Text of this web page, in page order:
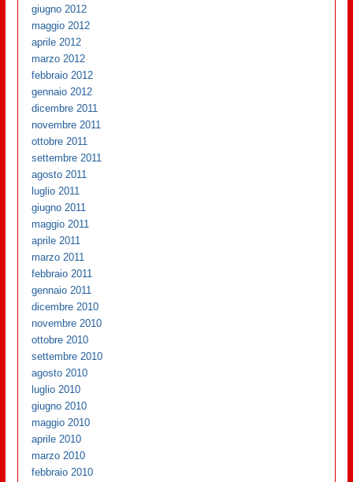
giugno 2012
maggio 2012
aprile 2012
marzo 2012
febbraio 2012
gennaio 2012
dicembre 2011
novembre 2011
ottobre 2011
settembre 2011
agosto 2011
luglio 2011
giugno 2011
maggio 2011
aprile 2011
marzo 2011
febbraio 2011
gennaio 2011
dicembre 2010
novembre 2010
ottobre 2010
settembre 2010
agosto 2010
luglio 2010
giugno 2010
maggio 2010
aprile 2010
marzo 2010
febbraio 2010